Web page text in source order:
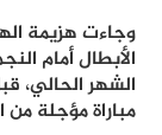
وجاءت هزيمة
الأبطال أمام
مباراة مؤجلة من المرحلة